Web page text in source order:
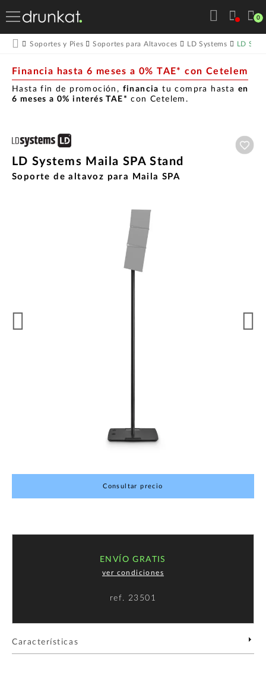
0
Soportes y Pies Soportes para Altavoces LD Systems LD
Financia hasta 6 meses a 0% TAE* con Cetelem
Hasta fin de promoción, financia tu compra hasta en
6 meses a 0% interés TAE* con Cetelem.
LD Systems Maila SPA Stand
Soporte de altavoz para Maila SPA
Consultar precio
ENVÍO GRATIS
ver condiciones
ref. 23501
Características